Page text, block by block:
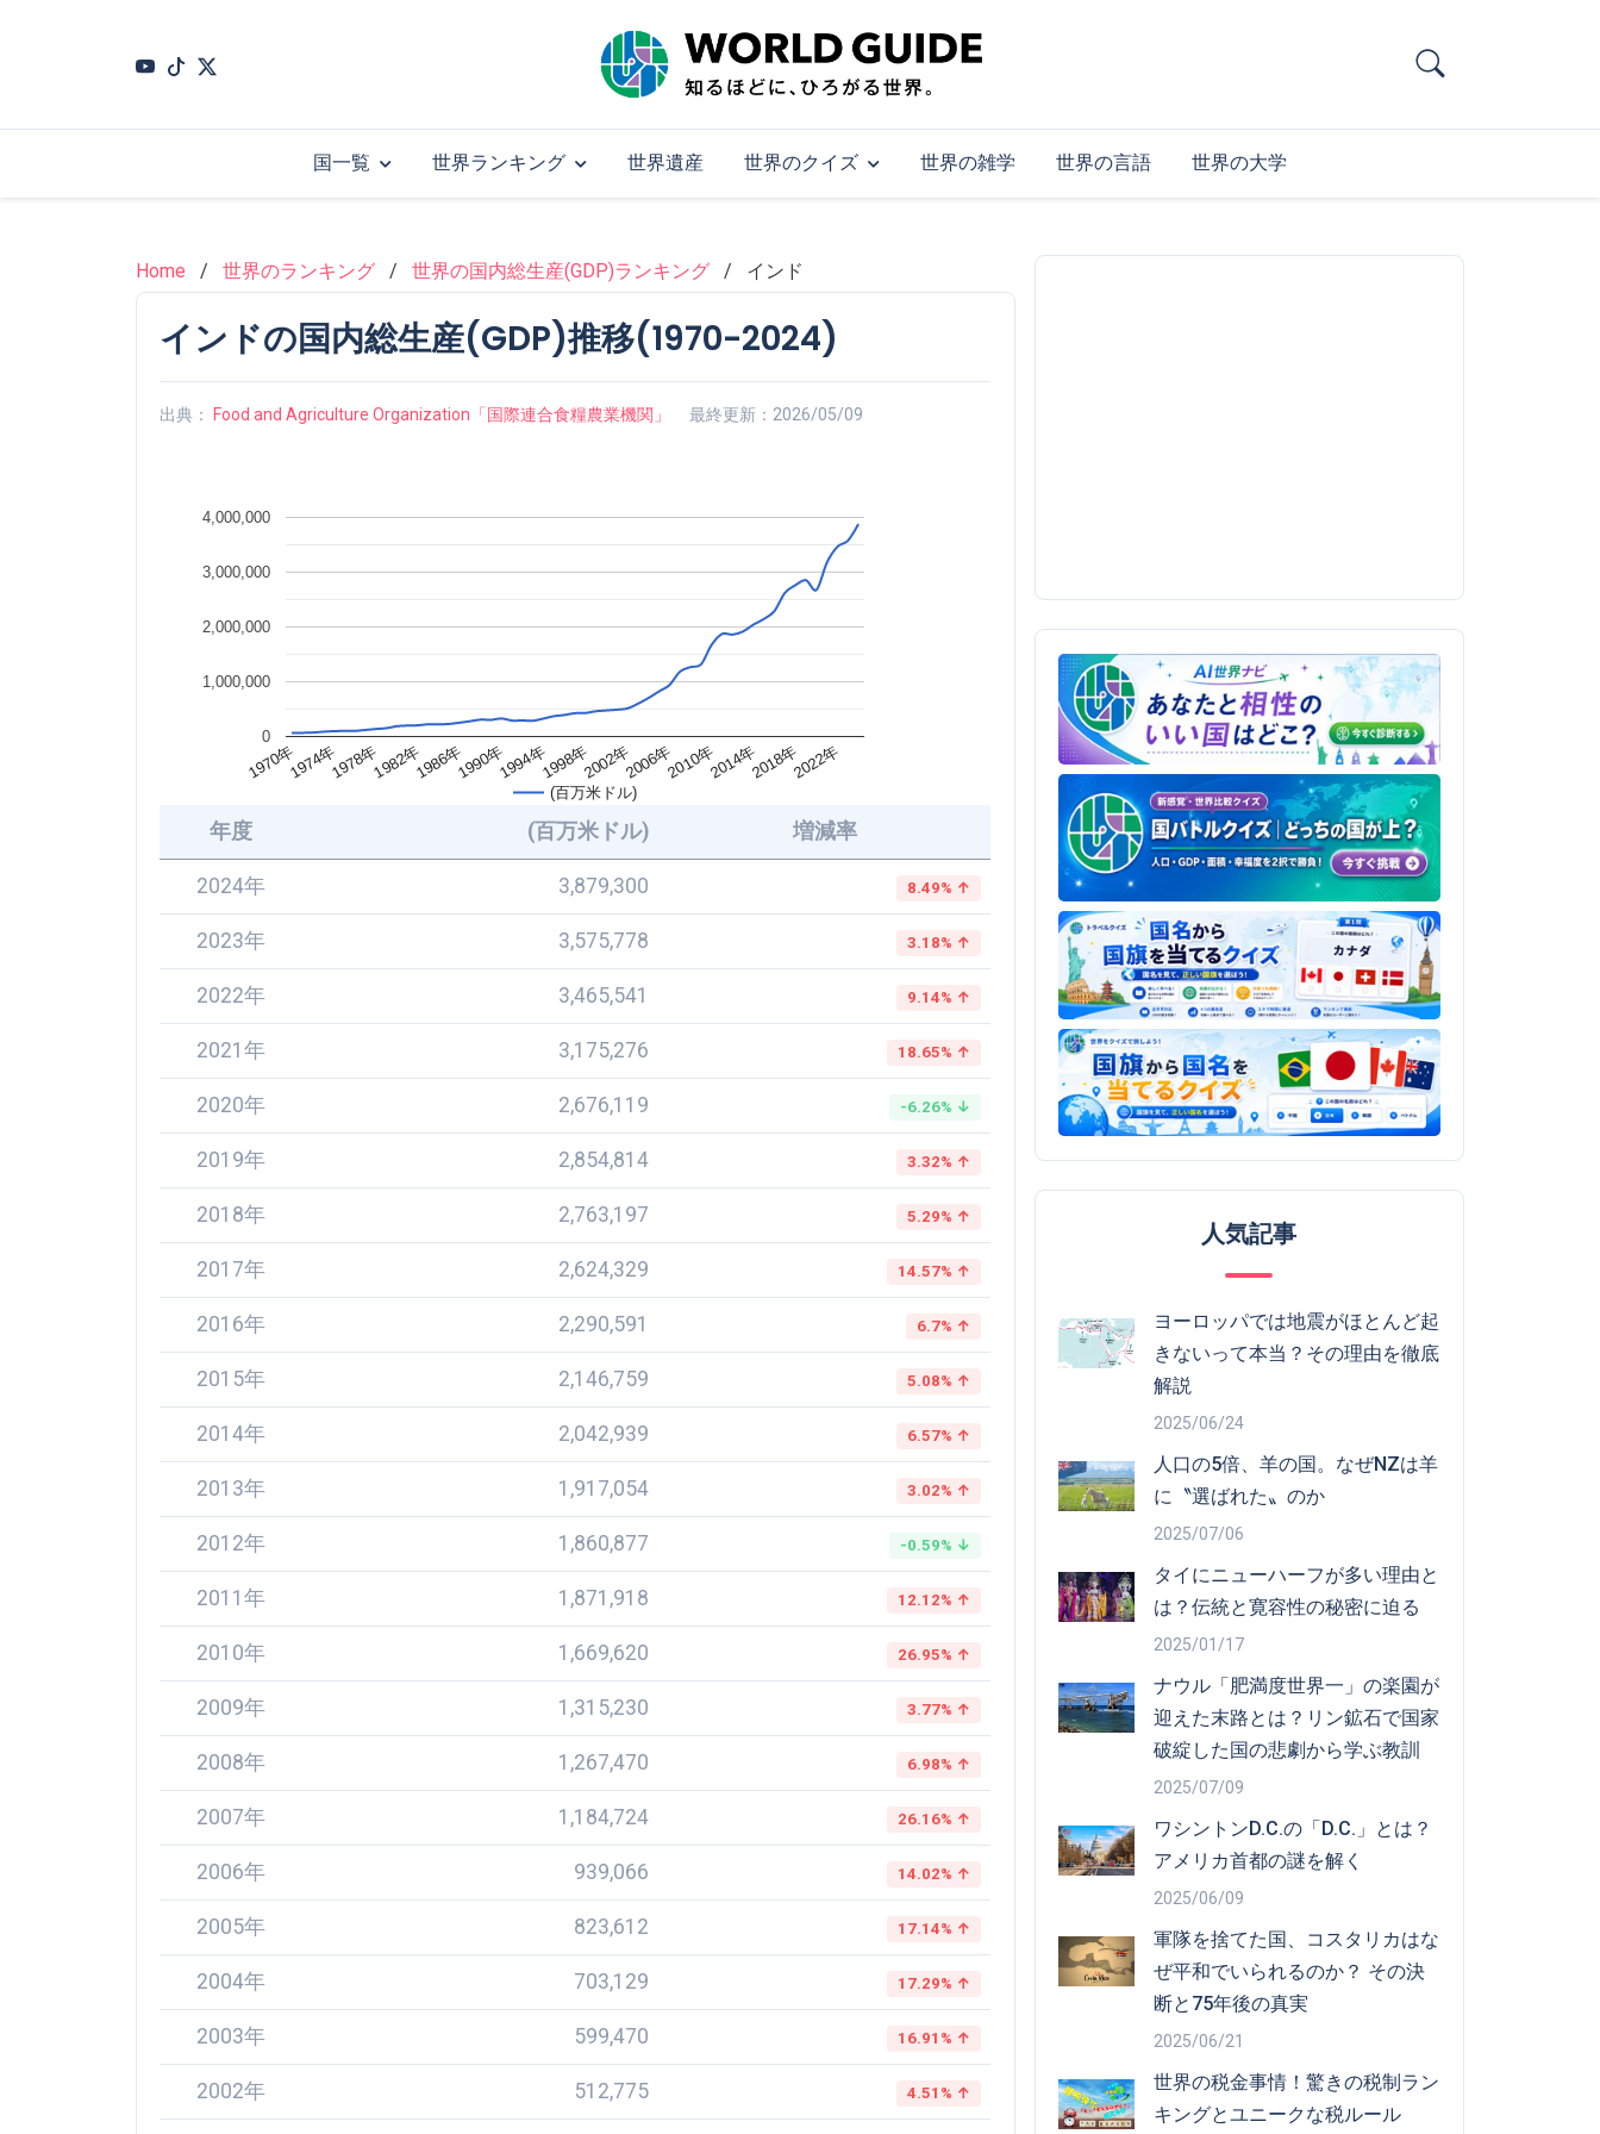
国一覧 世界ランキング 世界遺産 世界のクイズ 世界の雑学 世界の言語 世界の大学
Home 世界のランキング 世界の国内総生産(GDP)ランキング インド
インドの国内総生産(GDP)推移(1970-2024)
出典： Food and Agriculture Organization「国際連合食糧農業機関」 最終更新：2026/05/09
(百万米ドル)
1970年1974年1978年1982年1986年1990年1994年1998年2002年2006年2010年2014年2018年2022年
0
1,000,000
2,000,000
3,000,000
4,000,000
年度 (百万米ドル) 増減率
2024年 3,879,300 8.49% ↑
2023年 3,575,778 3.18% ↑
2022年 3,465,541 9.14% ↑
2021年 3,175,276 18.65% ↑
2020年 2,676,119 -6.26% ↓
2019年 2,854,814 3.32% ↑
2018年 2,763,197 5.29% ↑
2017年 2,624,329 14.57% ↑
2016年 2,290,591 6.7% ↑
2015年 2,146,759 5.08% ↑
2014年 2,042,939 6.57% ↑
2013年 1,917,054 3.02% ↑
2012年 1,860,877 -0.59% ↓
2011年 1,871,918 12.12% ↑
2010年 1,669,620 26.95% ↑
2009年 1,315,230 3.77% ↑
2008年 1,267,470 6.98% ↑
2007年 1,184,724 26.16% ↑
2006年 939,066 14.02% ↑
2005年 823,612 17.14% ↑
2004年 703,129 17.29% ↑
2003年 599,470 16.91% ↑
2002年 512,775 4.51% ↑
人気記事
ヨーロッパでは地震がほとんど起
きないって本当？その理由を徹底
解説
2025/06/24
人口の5倍、羊の国。なぜNZは羊
に〝選ばれた〟のか
2025/07/06
タイにニューハーフが多い理由と
は？伝統と寛容性の秘密に迫る
2025/01/17
ナウル「肥満度世界一」の楽園が
迎えた末路とは？リン鉱石で国家
破綻した国の悲劇から学ぶ教訓
2025/07/09
ワシントンD.C.の「D.C.」とは？
アメリカ首都の謎を解く
2025/06/09
軍隊を捨てた国、コスタリカはな
ぜ平和でいられるのか？ その決
断と75年後の真実
2025/06/21
世界の税金事情！驚きの税制ラン
キングとユニークな税ルール